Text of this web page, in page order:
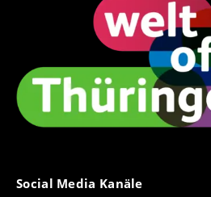
Social Media Kanäle